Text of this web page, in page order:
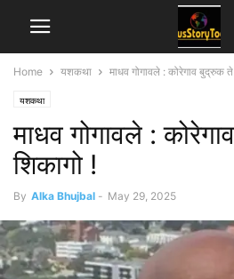
Home यशकथा माधव गोगावले : कोरेगाव बुद्रुक
यशकथा
माधव गोगावले :
शिकागो !
By Alka Bhujbal - May 29, 2025